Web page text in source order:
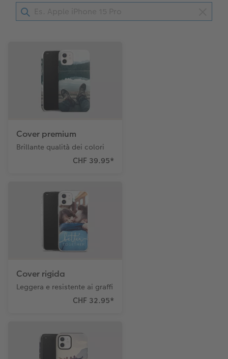
Accessori
Cover premium
Brillante qualità dei colori
CHF 39.95*
Cover rigida
Leggera e resistente ai graffi
CHF 32.95*